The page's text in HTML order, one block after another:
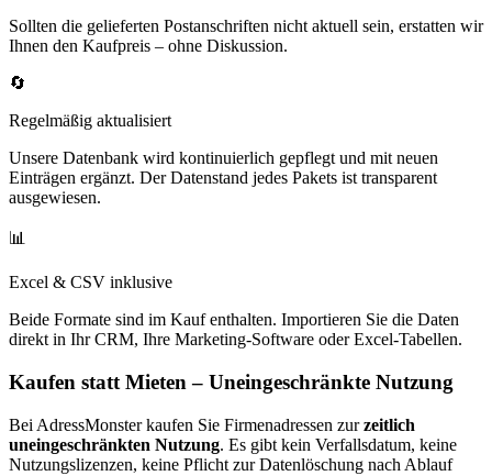
Sollten die gelieferten Postanschriften nicht aktuell sein, erstatten wir
Ihnen den Kaufpreis – ohne Diskussion.
🔄
Regelmäßig aktualisiert
Unsere Datenbank wird kontinuierlich gepflegt und mit neuen
Einträgen ergänzt. Der Datenstand jedes Pakets ist transparent
ausgewiesen.
📊
Excel & CSV inklusive
Beide Formate sind im Kauf enthalten. Importieren Sie die Daten
direkt in Ihr CRM, Ihre Marketing-Software oder Excel-Tabellen.
Kaufen statt Mieten – Uneingeschränkte Nutzung
Bei AdressMonster kaufen Sie Firmenadressen zur zeitlich
uneingeschränkten Nutzung. Es gibt kein Verfallsdatum, keine
Nutzungslizenzen, keine Pflicht zur Datenlöschung nach Ablauf